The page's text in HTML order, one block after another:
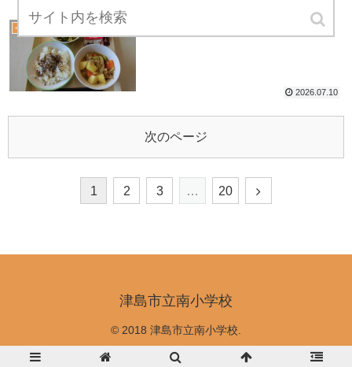
今日の給食 ７月１０日（金） 今日の給食
2026.07.10
次のページ
1 2 3 … 20
津島市立南小学校
© 2018 津島市立南小学校.